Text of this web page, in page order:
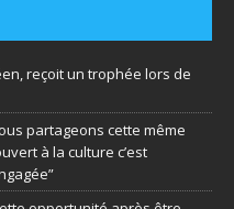
reçoit un trophée lors de
partageons cette même
à la culture c’est